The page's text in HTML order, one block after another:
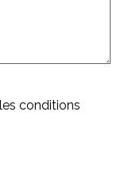
conditions